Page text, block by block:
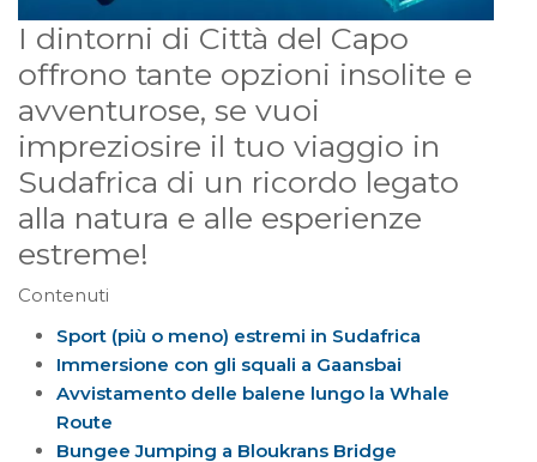
I dintorni di Città del Capo
offrono tante opzioni insolite e
avventurose, se vuoi
impreziosire il tuo viaggio in
Sudafrica di un ricordo legato
alla natura e alle esperienze
estreme!
Contenuti
Sport (più o meno) estremi in Sudafrica
Immersione con gli squali a Gaansbai
Avvistamento delle balene lungo la Whale
Route
Bungee Jumping a Bloukrans Bridge